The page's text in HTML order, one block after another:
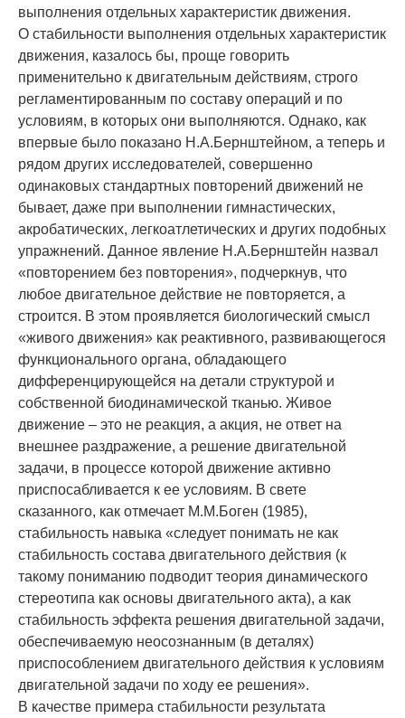
выполнения отдельных ха­рактеристик движения.
О стабильности выполнения отдельных ха­рактеристик
движения, казалось бы, проще гово­рить
применительно к двигательным дей­ствиям, строго
регламентированным по соста­ву операций и по
условиям, в которых они вы­полняются. Однако, как
впервые было пока­зано Н.А.Бернштейном, а теперь и
рядом дру­гих исследователей, совершенно
одинаковых стандартных повторений движений не
бывает, даже при выполнении гимнастических,
акроба­тических, легкоат­летических и других подобных
упражнений. Данное явление Н.А.Бернштейн на­звал
«повторением без повторения», подчер­кнув, что
любое двигательное действие не по­вторяется, а
строится. В этом проявляется био­логический смысл
«живого движения» как ре­активного, развивающегося
функ­ционального органа, обладающего
дифференцирующейся на детали структурой и
собственной биодинамиче­ской тканью. Живое
движение – это не реак­ция, а акция, не ответ на
внешнее раздра­жение, а решение двигательной
задачи, в процессе ко­торой движение активно
приспосабливается к ее условиям. В свете
сказанного, как отмечает М.М.Боген (1985),
стабильность навыка «следу­ет понимать не как
стабильность состава двига­тельного действия (к
такому пониманию подво­дит теория динамического
стереотипа как осно­вы двигательного акта), а как
стабильность эф­фекта решения двигательной задачи,
обеспечи­ваемую неосознанным (в деталях)
приспособлением дви­гательного действия к условиям
двига­тельной задачи по ходу ее решения».
В качестве примера стабильности резуль­тата